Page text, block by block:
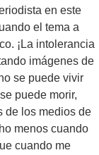
en este
el tema a
¡La intolerancia
imágenes de
se puede vivir
puede morir,
de los medios de
menos cuando
cuando me